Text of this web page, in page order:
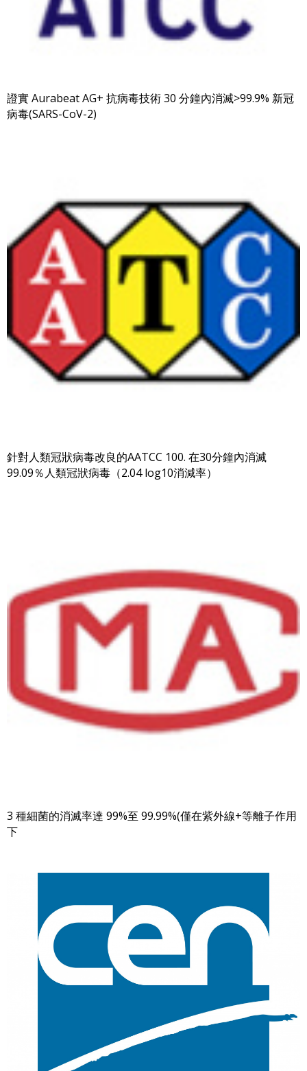
證實 Aurabeat AG+ 抗病毒技術 30 分鐘內消滅>99.9% 新冠
病毒(SARS-CoV-2)
針對人類冠狀病毒改良的AATCC 100. 在30分鐘內消滅
99.09％人類冠狀病毒（2.04 log10消減率）
3 種細菌的消滅率達 99%至 99.99%(僅在紫外線+等離子作用
下